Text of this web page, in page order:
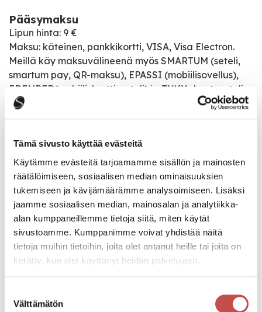
Tämä sivusto käyttää evästeitä
Käytämme evästeitä tarjoamamme sisällön ja mainosten
räätälöimiseen, sosiaalisen median ominaisuuksien
tukemiseen ja kävijämäärämme analysoimiseen. Lisäksi
jaamme sosiaalisen median, mainosalan ja analytiikka-
alan kumppaneillemme tietoja siitä, miten käytät
sivustoamme. Kumppanimme voivat yhdistää näitä
tietoja muihin tietoihin, joita olet antanut heille tai joita on
kerätty, kun olet käyttänyt heidän palvelujaan.
valinta
Välttämätön
Pääsymaksu
Lipun hinta: 9 €
Maksu: käteinen, pankkikortti, VISA, Visa Electron.
Meillä käy maksuvälineenä myös SMARTUM (seteli,
smartum pay, QR-maksu), EPASSI (mobiilisovellus),
EDENRED(mobiili, kortti, seteli) ja TYKY- kuntoseteli.
PAM- jäsenet 1 vapaalippu syksyllä ja keväällä
(voimassa oleva jäsenkortti mukaan !)
Elokuvan näytökset
Ti 24.01.2023 18:00
La 28.01.2023 16:00
Ti 31.01.2023 18:00
Ikäraja: Sallittu
Elokuvan kesto: 01 h 23 min.
Katso kaikki tapahtumat